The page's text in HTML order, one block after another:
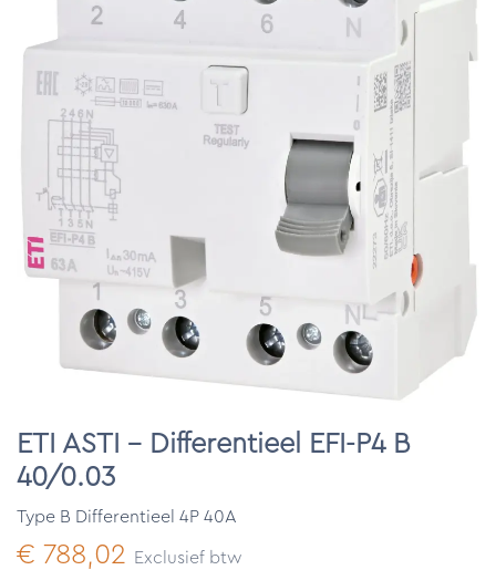
ETI ASTI - Differentieel EFI-P4 B
40/0.03
Type B Differentieel 4P 40A
€ 788,02 Exclusief btw